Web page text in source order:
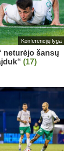
Konferencijų lyga
neturėjo šansų
(17)